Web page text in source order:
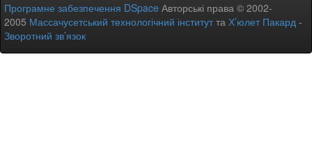
Програмне забезпечення DSpace Авторські права © 2002-
2005 Массачусетський технологічний інститутта Х’юлет Пакард -
Зворотний зв’язок